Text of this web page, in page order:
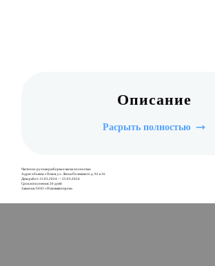
Описание
Расрыть полностью
Частично ручная разборка и валка полностью
Адрес объекта: г. Псков, ул. Леона Поземского д. 92 к.16
Даты работ: 15.03.2024 — 25.03.2024
Срок исполнения: 20 дней
Заказчик: ООО «Псковмясопром»